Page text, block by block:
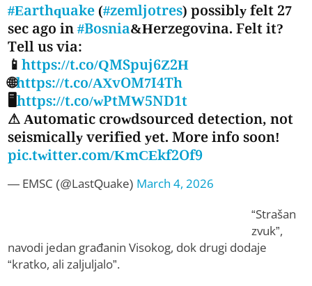
#Earthquake (#zemljotres) possibly felt 27
sec ago in#Bosnia&Herzegovina. Felt it?
Tell us via:
📱https://t.co/QMSpuj6Z2H
🌐https://t.co/AXvOM7I4Th
🖥https://t.co/wPtMW5ND1t
⚠ Automatic crowdsourced detection, not
seismically verified yet. More info soon!
pic.twitter.com/KmCEkf2Of9
— EMSC (@LastQuake) March 4, 2026
“Strašan
zvuk”,
navodi jedan građanin Visokog, dok drugi dodaje
“kratko, ali zaljuljalo”.